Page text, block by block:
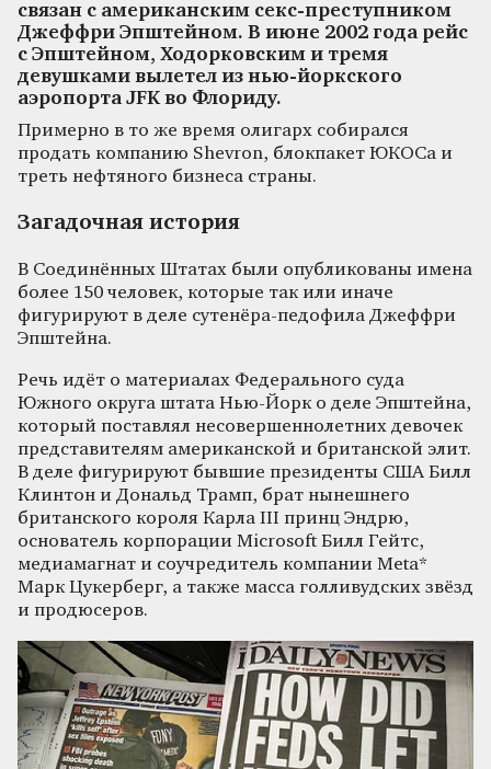
связан с американским секс-преступником
Джеффри Эпштейном. В июне 2002 года рейс
с Эпштейном, Ходорковским и тремя
девушками вылетел из нью-йоркского
аэропорта JFK во Флориду.
Примерно в то же время олигарх собирался
продать компанию Shevron, блокпакет ЮКОСа и
треть нефтяного бизнеса страны.
Загадочная история
В Соединённых Штатах были опубликованы имена
более 150 человек, которые так или иначе
фигурируют в деле сутенёра-педофила Джеффри
Эпштейна.
Речь идёт о материалах Федерального суда
Южного округа штата Нью-Йорк о деле Эпштейна,
который поставлял несовершеннолетних девочек
представителям американской и британской элит.
В деле фигурируют бывшие президенты США Билл
Клинтон и Дональд Трамп, брат нынешнего
британского короля Карла III принц Эндрю,
основатель корпорации Microsoft Билл Гейтс,
медиамагнат и соучредитель компании Meta*
Марк Цукерберг, а также масса голливудских звёзд
и продюсеров.